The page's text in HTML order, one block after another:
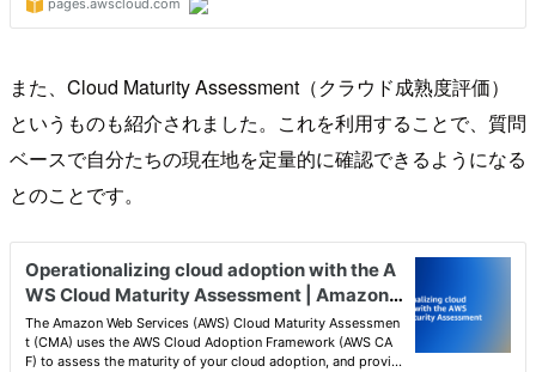
また、Cloud Maturity Assessment（クラウド成熟度評価）
というものも紹介されました。これを利用することで、質問
ベースで自分たちの現在地を定量的に確認できるようになる
とのことです。